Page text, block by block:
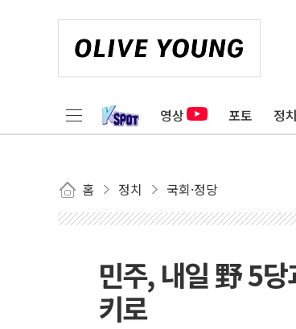
영상 포토 정치
홈 정치 국회·정당
민주, 내일 野 5
키로